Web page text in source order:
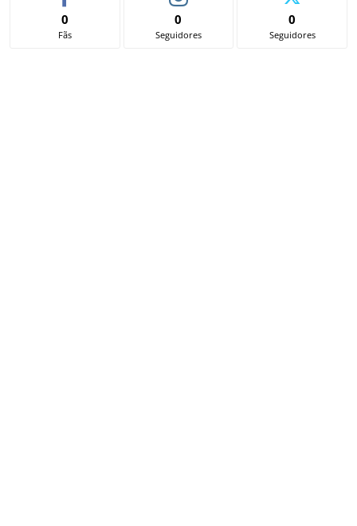
0
Fãs
0
Seguidores
0
Seguidores